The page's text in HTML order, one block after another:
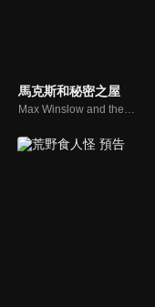
馬克斯和秘密之屋
Max Winslow and the House of Secrets